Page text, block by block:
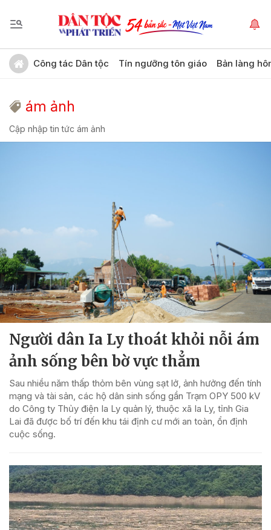
Công tác Dân tộc Tín ngưỡng tôn giáo Bản làng
ám ảnh
Cập nhập tin tức ám ảnh
Người dân Ia Ly thoát khỏi nỗi ám
ảnh sống bên bờ vực thẳm
Sau nhiều năm thấp thỏm bên vùng sạt lở, ảnh hưởng đến tính
mạng và tài sản, các hộ dân sinh sống gần Trạm OPY 500 kV
do Công ty Thủy điện Ia Ly quản lý, thuộc xã Ia Ly, tỉnh Gia
Lai đã được bố trí đến khu tái định cư mới an toàn, ổn định
cuộc sống.